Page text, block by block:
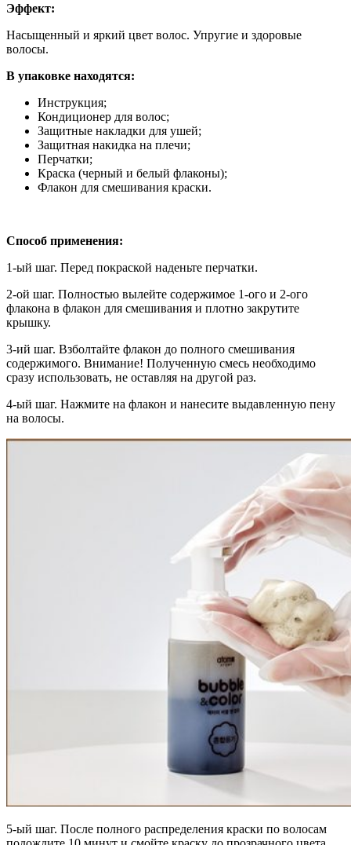
Эффект:
Насыщенный и яркий цвет волос. Упругие и здоровые
волосы.
В упаковке находятся:
Инструкция;
Кондиционер для волос;
Защитные накладки для ушей;
Защитная накидка на плечи;
Перчатки;
Краска (черный и белый флаконы);
Флакон для смешивания краски.
Способ применения:
1-ый шаг. Перед покраской наденьте перчатки.
2-ой шаг. Полностью вылейте содержимое 1-ого и 2-ого
флакона в флакон для смешивания и плотно закрутите
крышку.
3-ий шаг. Взболтайте флакон до полного смешивания
содержимого. Внимание! Полученную смесь необходимо
сразу использовать, не оставляя на другой раз.
4-ый шаг. Нажмите на флакон и нанесите выдавленную пену
на волосы.
5-ый шаг. После полного распределения краски по волосам